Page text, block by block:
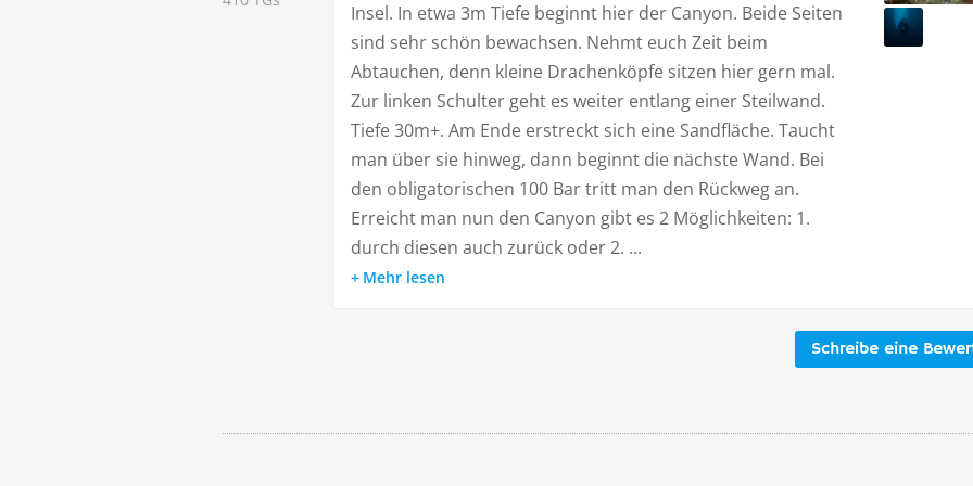
Insel. In etwa 3m Tiefe beginnt hier der Canyon. Beide Seiten
sind sehr schön bewachsen. Nehmt euch Zeit beim
Abtauchen, denn kleine Drachenköpfe sitzen hier gern mal.
Zur linken Schulter geht es weiter entlang einer Steilwand.
Tiefe 30m+. Am Ende erstreckt sich eine Sandfläche. Taucht
man über sie hinweg, dann beginnt die nächste Wand. Bei
den obligatorischen 100 Bar tritt man den Rückweg an.
Erreicht man nun den Canyon gibt es 2 Möglichkeiten: 1.
durch diesen auch zurück oder 2. ...
Mehr lesen
Schreibe eine